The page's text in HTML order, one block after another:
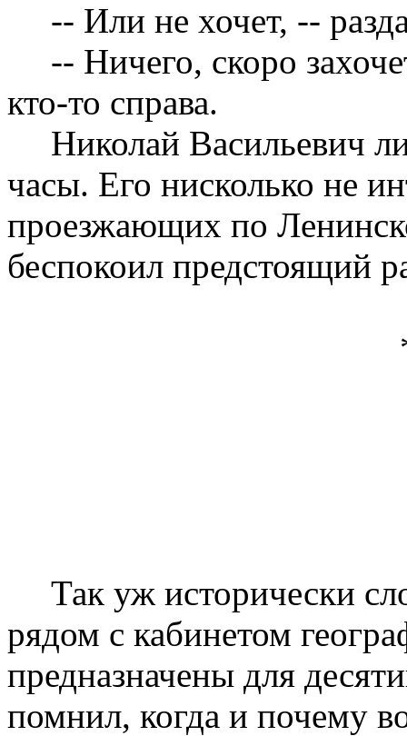
-- Или не хочет, --
-- Ничего, скоро
кто-то справа.
Николай Васильевич
часы. Его нисколько не
проезжающих по
беспокоил предстоящий
Так уж исторически
рядом с кабинетом
предназначены для
помнил, когда и почему